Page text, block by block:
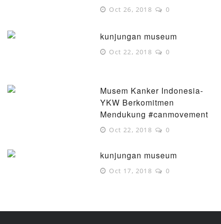
Oct 26, 2018 0
kunjungan museum
Oct 22, 2018 0
Musem Kanker Indonesia-
YKW Berkomitmen
Mendukung #canmovement
Oct 22, 2018 0
kunjungan museum
Oct 17, 2018 0